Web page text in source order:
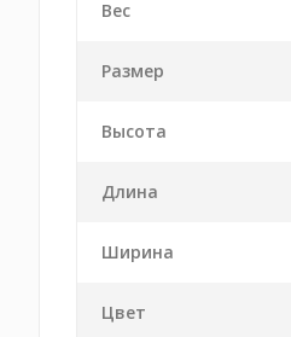
Вес
Размер
Высота
Длина
Ширина
Цвет